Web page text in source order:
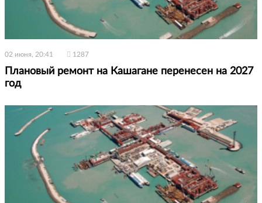
02 июня, 20:41 1287
Плановый ремонт на Кашагане перенесен на 2027
год